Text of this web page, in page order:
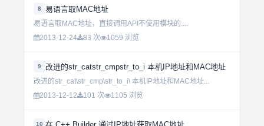
8 易语言取MAC地址
易语言取MAC地址，直接调用API不使用模块的....
2013-12-24
83 次 1059 浏览
9 改进的str_catstr_cmpstr_to_i 本机IP地址和MAC地址
改进的str_cat\str_cmp\str_to_i\ 本机IP地址和MAC地址...
2013-12-12
101 次 1105 浏览
10 在 C++ Builder 通过IP地址获取MAC地址